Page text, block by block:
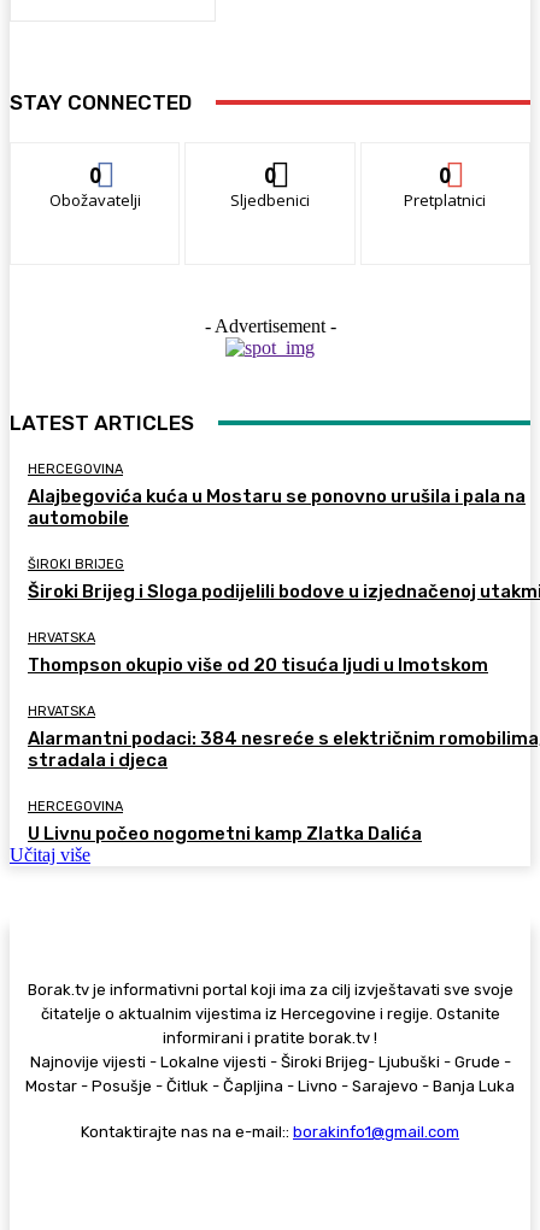
STAY CONNECTED
0
Obožavatelji
0
Sljedbenici
0
Pretplatnici
- Advertisement -
LATEST ARTICLES
HERCEGOVINA
Alajbegovića kuća u Mostaru se ponovno urušila i pala na
automobile
ŠIROKI BRIJEG
Široki Brijeg i Sloga podijelili bodove u izjednačenoj
HRVATSKA
Thompson okupio više od 20 tisuća ljudi u Imotskom
HRVATSKA
Alarmantni podaci: 384 nesreće s električnim
stradala i djeca
HERCEGOVINA
U Livnu počeo nogometni kamp Zlatka Dalića
Učitaj više
Borak.tv je informativni portal koji ima za cilj izvještavati sve svoje
čitatelje o aktualnim vijestima iz Hercegovine i regije. Ostanite
informirani i pratite borak.tv !
Najnovije vijesti - Lokalne vijesti - Široki Brijeg- Ljubuški - Grude -
Mostar - Posušje - Čitluk - Čapljina - Livno - Sarajevo - Banja Luka
Kontaktirajte nas na e-mail:: borakinfo1@gmail.com